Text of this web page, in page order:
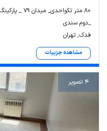
۸۰ متر تکواحدی_ میدان ۷۹
_دوم سندی
فدک, تهران
مشاهده جزییات
4 تصویر